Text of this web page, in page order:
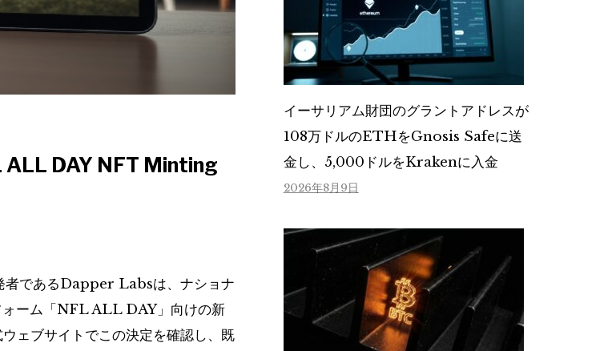
ALL DAY NFT Minting
者であるDapper Labsは、ナショナ
ォーム「NFL ALL DAY」向けの新
ェブサイトでこの決定を確認し、既
イーサリアム財団のグラントアドレスが
108万ドルのETHをGnosis Safeに送
金し、5,000ドルをKrakenに入金
2026年8月9日